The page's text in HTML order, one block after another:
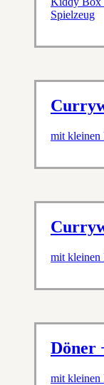
Spielzeug
mit kleinen
mit kleinen
Döner
mit kleinen